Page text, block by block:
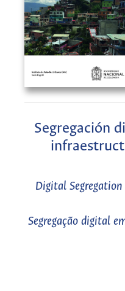
Segregación
Digital
Segregação digital